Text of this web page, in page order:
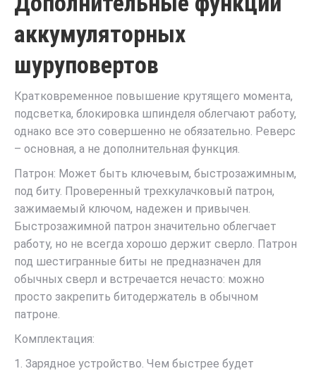
аккумуляторных
шуруповертов
Кратковременное повышение крутящего момента,
подсветка, блокировка шпинделя облегчают работу,
однако все это совершенно не обязательно. Реверс
– основная, а не дополнительная функция.
Патрон: Может быть ключевым, быстрозажимным,
под биту. Проверенный трехкулачковый патрон,
зажимаемый ключом, надежен и привычен.
Быстрозажимной патрон значительно облегчает
работу, но не всегда хорошо держит сверло. Патрон
под шестигранные биты не предназначен для
обычных сверл и встречается нечасто: можно
просто закрепить битодержатель в обычном
патроне.
Комплектация:
1. Зарядное устройство. Чем быстрее будет